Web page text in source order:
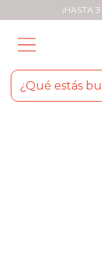
¡HASTA